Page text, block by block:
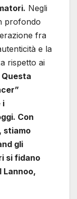
Negli
profondo
fra
e la
rispetto ai
Questa
i
Con
stiamo
gli
si fidano
Lannoo,